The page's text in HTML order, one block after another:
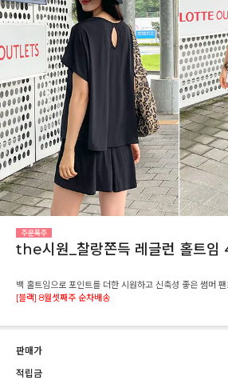
the시원_찰랑쫀득 레글런 홀트임
백 홀트임으로 포인트를 더한 시원하고 신축성 좋은 썸머
[블랙] 8월셋째주 순차배송
판매가
적립금